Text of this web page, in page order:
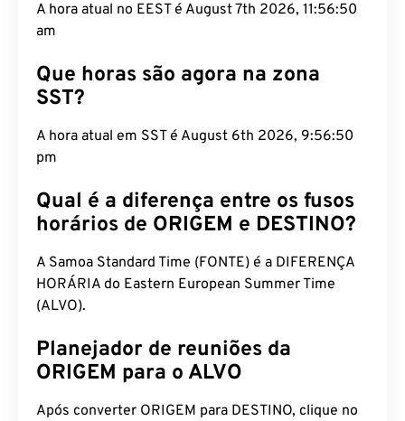
A hora atual no EEST é August 7th 2026, 11:56:51
am
Que horas são agora na zona
SST?
A hora atual em SST é August 6th 2026, 9:56:51
pm
Qual é a diferença entre os fusos
horários de ORIGEM e DESTINO?
A Samoa Standard Time (FONTE) é a DIFERENÇA
HORÁRIA do Eastern European Summer Time
(ALVO).
Planejador de reuniões da
ORIGEM para o ALVO
Após converter ORIGEM para DESTINO, clique no